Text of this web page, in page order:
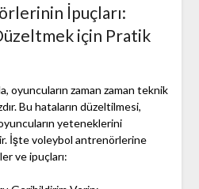
İpuçları:
için Pratik
oyuncuların zaman zaman teknik
Bu hataların düzeltilmesi,
yeteneklerini
İşte voleybol antrenörlerine
ve ipuçları: